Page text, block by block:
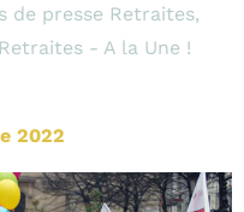
de presse Retraites,
Retraites - A la Une !
2022